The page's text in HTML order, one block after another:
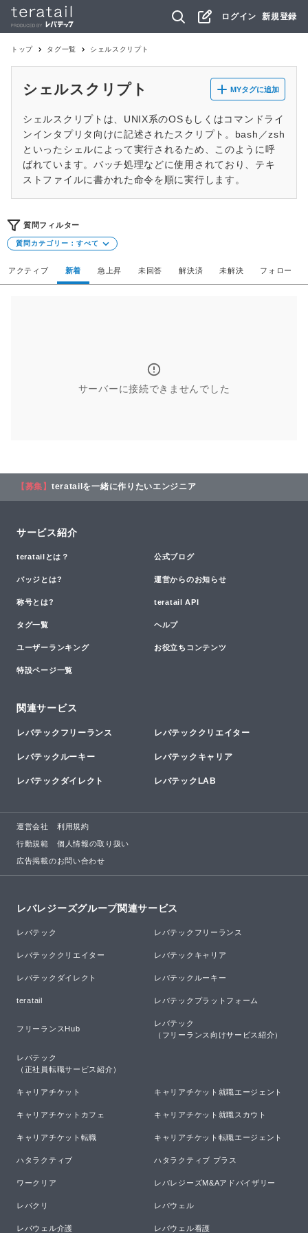
ログイン 新規登録
トップ タグ一覧 シェルスクリプト
シェルスクリプト MYタグに追加
シェルスクリプトは、UNIX系のOSもしくはコマンドライ
ンインタプリタ向けに記述されたスクリプト。bash／zsh
といったシェルによって実行されるため、このように呼
ばれています。バッチ処理などに使用されており、テキ
ストファイルに書かれた命令を順に実行します。
質問フィルター
質問カテゴリー： すべて
アクティブ 新着 急上昇 未回答 解決済 未解決 フォロー
サーバーに接続できませんでした
【募集】 teratailを一緒に作りたいエンジニア
サービス紹介
teratailとは？ 公式ブログ
バッジとは? 運営からのお知らせ
称号とは? teratail API
タグ一覧 ヘルプ
ユーザーランキング お役立ちコンテンツ
特設ページ一覧
関連サービス
レバテックフリーランス レバテッククリエイター
レバテックルーキー レバテックキャリア
レバテックダイレクト レバテックLAB
運営会社 利用規約
行動規範 個人情報の取り扱い
広告掲載のお問い合わせ
レバレジーズグループ関連サービス
レバテック レバテックフリーランス
レバテッククリエイター レバテックキャリア
レバテックダイレクト レバテックルーキー
teratail レバテックプラットフォーム
フリーランスHub
レバテック
（フリーランス向けサービス紹介）
レバテック
（正社員転職サービス紹介）
キャリアチケット キャリアチケット就職エージェント
キャリアチケットカフェ キャリアチケット就職スカウト
キャリアチケット転職 キャリアチケット転職エージェント
ハタラクティブ ハタラクティブ プラス
ワークリア レバレジーズM&Aアドバイザリー
レバクリ レバウェル
レバウェル介護 レバウェル看護